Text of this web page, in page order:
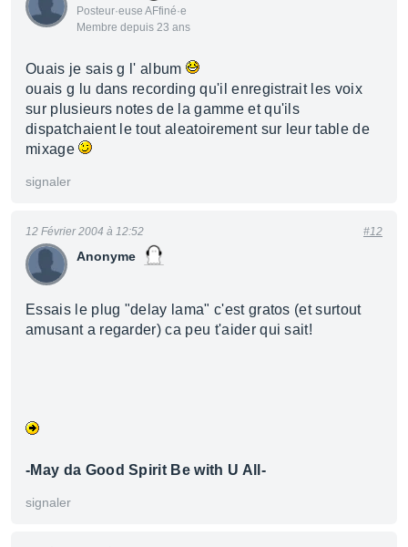
Posteur·euse AFfiné·e
Membre depuis 23 ans
Ouais je sais g l' album
ouais g lu dans recording qu'il enregistrait les voix
sur plusieurs notes de la gamme et qu'ils
dispatchaient le tout aleatoirement sur leur table de
mixage
signaler
Anonyme
12 Février 2004 à 12:52 #12
Essais le plug "delay lama" c'est gratos (et surtout
amusant a regarder) ca peu t'aider qui sait!
-May da Good Spirit Be with U All-
signaler